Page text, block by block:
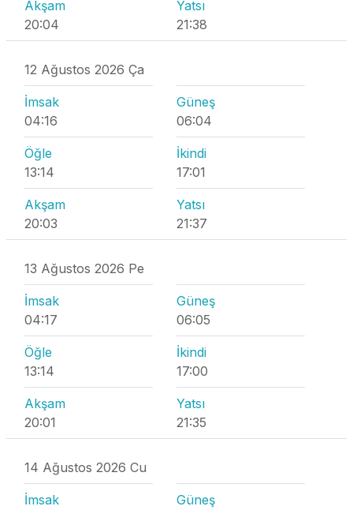
Akşam
20:04
Yatsı
21:38
12 Ağustos 2026 Ça
İmsak
04:16
Güneş
06:04
Öğle
13:14
İkindi
17:01
Akşam
20:03
Yatsı
21:37
13 Ağustos 2026 Pe
İmsak
04:17
Güneş
06:05
Öğle
13:14
İkindi
17:00
Akşam
20:01
Yatsı
21:35
14 Ağustos 2026 Cu
İmsak
Güneş